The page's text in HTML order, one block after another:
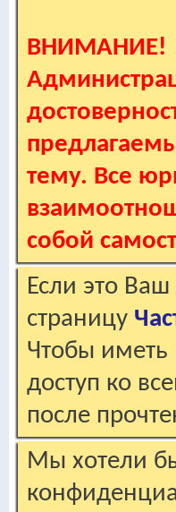
ВНИМАНИЕ!
тему. Все
собой
Если это
страницу
Чтобы иметь
доступ ко
после
Мы хотели